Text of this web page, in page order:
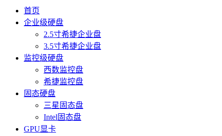
首页
企业级硬盘
2.5寸希捷企业盘
3.5寸希捷企业盘
监控级硬盘
西数监控盘
希捷监控盘
固态硬盘
三星固态盘
Intel固态盘
GPU显卡